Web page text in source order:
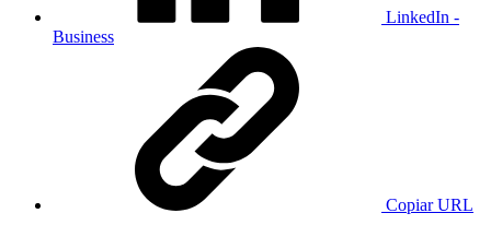
LinkedIn -
Business
Copiar URL